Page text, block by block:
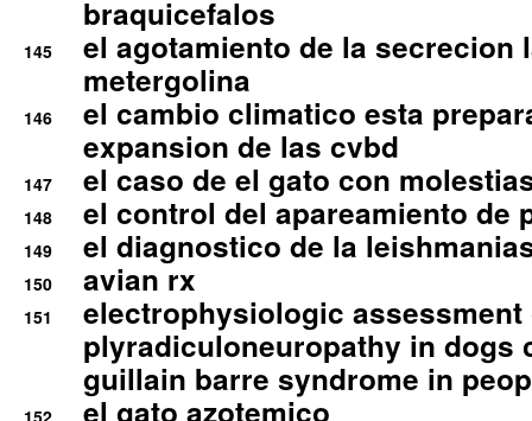
braquicefalos
145
el agotamiento de la secrecion
metergolina
146
el cambio climatico esta
expansion de las cvbd
147 el caso de el gato con
148 el control del apareamiento de
149 el diagnostico de la
150 avian rx
151
electrophysiologic assessment
plyradiculoneuropathy in dogs
guillain barre syndrome in
el gato azotemico